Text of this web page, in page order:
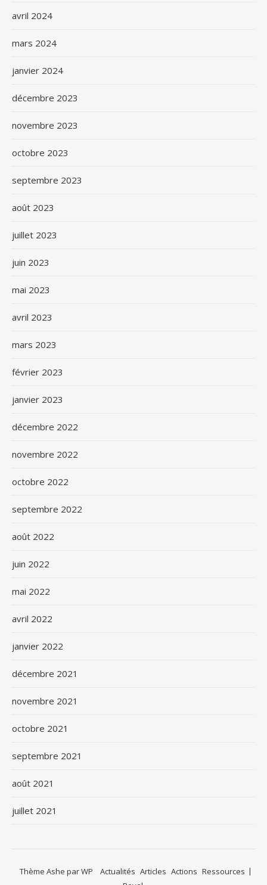
avril 2024
mars 2024
janvier 2024
décembre 2023
novembre 2023
octobre 2023
septembre 2023
août 2023
juillet 2023
juin 2023
mai 2023
avril 2023
mars 2023
février 2023
janvier 2023
décembre 2022
novembre 2022
octobre 2022
septembre 2022
août 2022
juin 2022
mai 2022
avril 2022
janvier 2022
décembre 2021
novembre 2021
octobre 2021
septembre 2021
août 2021
juillet 2021
Actualités Articles Actions Ressources
Thème Ashe parWP